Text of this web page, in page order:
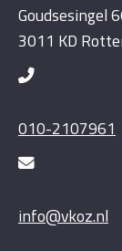
Goudsesingel
3011 KD
010-2107961
info@vkoz.nl